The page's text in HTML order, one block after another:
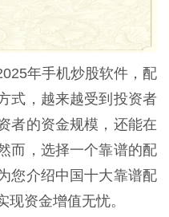
年手机炒股软件，配
式，越来越受到投资者
者的资金规模，还能在
而，选择一个靠谱的配
您介绍中国十大靠谱配
资金增值无忧。